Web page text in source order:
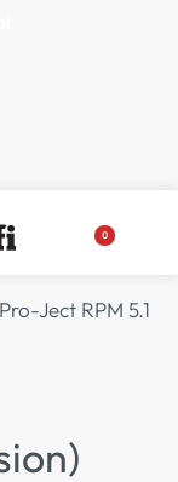
0
Pro-Ject RPM 5.1